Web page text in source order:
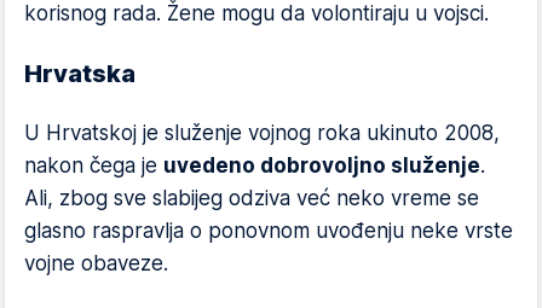
korisnog rada. Žene mogu da volontiraju u vojsci.
Hrvatska
U Hrvatskoj je služenje vojnog roka ukinuto 2008,
nakon čega je uvedeno dobrovoljno služenje.
Ali, zbog sve slabijeg odziva već neko vreme se
glasno raspravlja o ponovnom uvođenju neke vrste
vojne obaveze.